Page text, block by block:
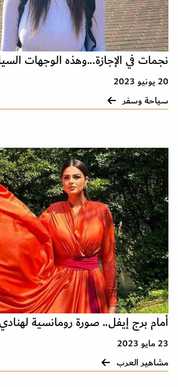
نجمات في الإجازة...وهذه الوجهات
20 يونيو 2023
سياحة وسفر
أمام برج إيفل.. صورة رومانسية
23 مايو 2023
مشاهير العرب